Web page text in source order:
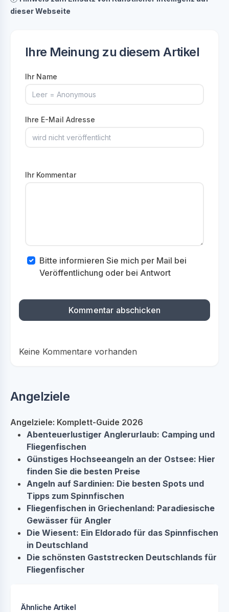
dieser Webseite
Ihre Meinung zu diesem Artikel
Ihr Name
Ihre E-Mail Adresse
Ihr Kommentar
Bitte informieren Sie mich per Mail bei
Veröffentlichung oder bei Antwort
Keine Kommentare vorhanden
Angelziele
Angelziele: Komplett-Guide 2026
Abenteuerlustiger Anglerurlaub: Camping und
Fliegenfischen
Günstiges Hochseeangeln an der Ostsee: Hier
finden Sie die besten Preise
Angeln auf Sardinien: Die besten Spots und
Tipps zum Spinnfischen
Fliegenfischen in Griechenland: Paradiesische
Gewässer für Angler
Die Wiesent: Ein Eldorado für das Spinnfischen
in Deutschland
Die schönsten Gaststrecken Deutschlands für
Fliegenfischer
Ähnliche Artikel